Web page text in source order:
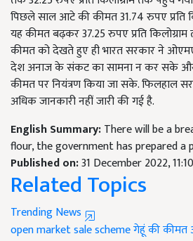
पिछले साल आटे की कीमत 31.74 रुपए प्रति
यह कीमत बढ़कर 37.25 रुपए प्रति
कीमत को देखते हुए ही भारत सरकार ने
देश अनाज के संकट का सामना न कर सके और
कीमत पर नियंत्रण किया जा सके. फिलहाल
अधिक जानकारी नहीं जारी की गई है.
English Summary:There will be a
flour, the government has prepared a
Published on:31 December 2022,
Related Topics
Trending News
open market sale schemeगेहूं की कीमत